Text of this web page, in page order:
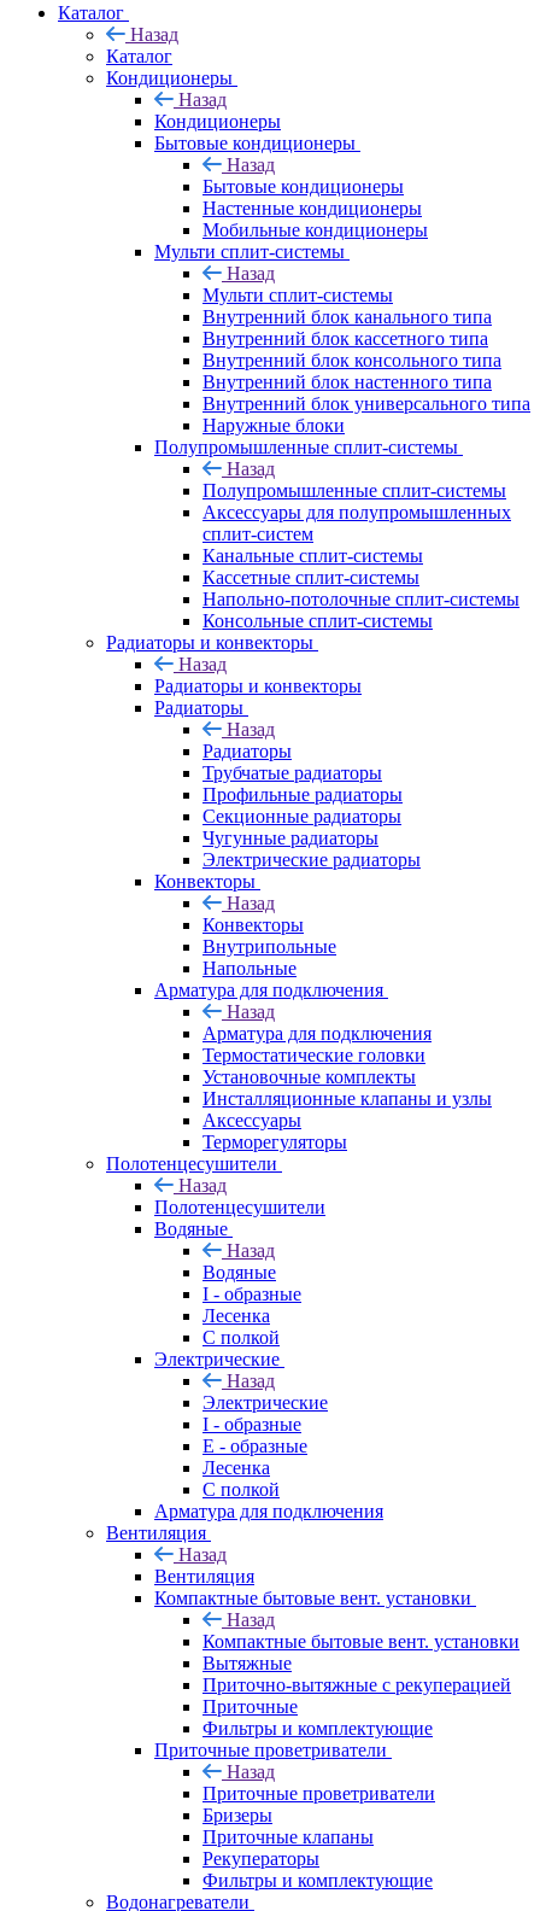
Каталог
Назад
Каталог
Кондиционеры
Назад
Кондиционеры
Бытовые кондиционеры
Назад
Бытовые кондиционеры
Настенные кондиционеры
Мобильные кондиционеры
Мульти сплит-системы
Назад
Мульти сплит-системы
Внутренний блок канального типа
Внутренний блок кассетного типа
Внутренний блок консольного типа
Внутренний блок настенного типа
Внутренний блок универсального типа
Наружные блоки
Полупромышленные сплит-системы
Назад
Полупромышленные сплит-системы
Аксессуары для полупромышленных
сплит-систем
Канальные сплит-системы
Кассетные сплит-системы
Напольно-потолочные сплит-системы
Консольные сплит-системы
Радиаторы и конвекторы
Назад
Радиаторы и конвекторы
Радиаторы
Назад
Радиаторы
Трубчатые радиаторы
Профильные радиаторы
Секционные радиаторы
Чугунные радиаторы
Электрические радиаторы
Конвекторы
Назад
Конвекторы
Внутрипольные
Напольные
Арматура для подключения
Назад
Арматура для подключения
Термостатические головки
Установочные комплекты
Инсталляционные клапаны и узлы
Аксессуары
Терморегуляторы
Полотенцесушители
Назад
Полотенцесушители
Водяные
Назад
Водяные
I - образные
Лесенка
С полкой
Электрические
Назад
Электрические
I - образные
E - образные
Лесенка
С полкой
Арматура для подключения
Вентиляция
Назад
Вентиляция
Компактные бытовые вент. установки
Назад
Компактные бытовые вент. установки
Вытяжные
Приточно-вытяжные с рекуперацией
Приточные
Фильтры и комплектующие
Приточные проветриватели
Назад
Приточные проветриватели
Бризеры
Приточные клапаны
Рекуператоры
Фильтры и комплектующие
Водонагреватели